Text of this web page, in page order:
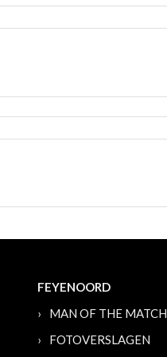
FEYENOORD
MAN OF THE MATCH
FOTOVERSLAGEN